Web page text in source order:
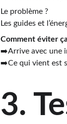
Le problème ?
Les guides et
Comment éviter
➡️Arrive avec une
➡️Ce qui vient est
3.